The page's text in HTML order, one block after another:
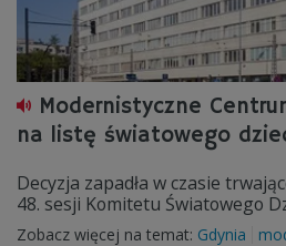
Modernistyczne
na listę światowego
Decyzja zapadła w czasie
48. sesji Komitetu Światowego
Zobacz więcej na temat: Gdynia